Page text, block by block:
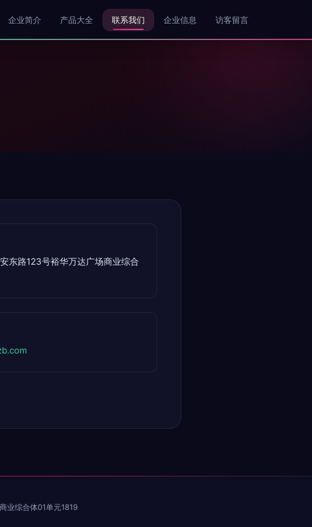
企业简介 产品大全 联系我们 企业信息 访客留言
东路123号裕华万达广场商业综合
业综合体01单元1819